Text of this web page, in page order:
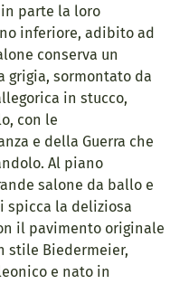
parte la loro
inferiore, adibito ad
conserva un
grigia, sormontato da
in stucco,
con le
e della Guerra che
Al piano
salone da ballo e
spicca la deliziosa
il pavimento originale
stile Biedermeier,
e nato in